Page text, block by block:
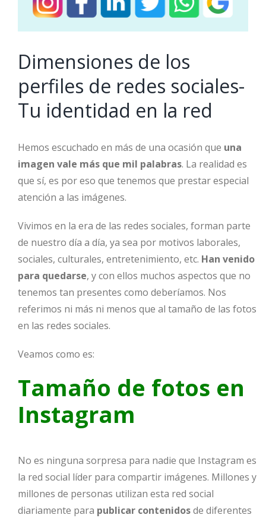
Image
Dimensiones de los
perfiles de redes sociales-
Tu identidad en la red
Hemos escuchado en más de una ocasión que una
imagen vale más que mil palabras. La realidad es
que sí, es por eso que tenemos que prestar especial
atención a las imágenes.
Vivimos en la era de las redes sociales, forman parte
de nuestro día a día, ya sea por motivos laborales,
sociales, culturales, entretenimiento, etc. Han venido
para quedarse, y con ellos muchos aspectos que no
tenemos tan presentes como deberíamos. Nos
referimos ni más ni menos que al tamaño de las fotos
en las redes sociales.
Veamos como es:
Tamaño de fotos en
Instagram
No es ninguna sorpresa para nadie que Instagram es
la red social líder para compartir imágenes. Millones y
millones de personas utilizan esta red social
diariamente para publicar contenidosde diferentes